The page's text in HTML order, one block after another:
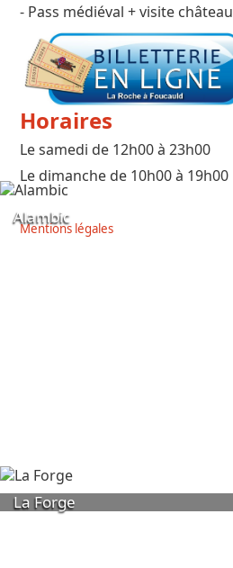
Alambic
La Forge
- Pass médiéval + visite château
Horaires
Le samedi de 12h00 à 23h00
Le dimanche de 10h00 à 19h00
Mentions légales